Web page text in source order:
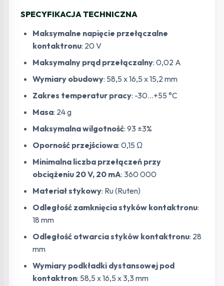
SPECYFIKACJA TECHNICZNA
Maksymalne napięcie przełączalne
kontaktronu: 20 V
Maksymalny prąd przełączalny: 0,02 A
Wymiary obudowy: 58,5 x 16,5 x 15,2 mm
Zakres temperatur pracy: -30…+55 °C
Masa: 24 g
Maksymalna wilgotność: 93 ±3%
Oporność przejściowa: 0,15 Ω
Minimalna liczba przełączeń przy
obciążeniu 20 V, 20 mA: 360 000
Materiał stykowy: Ru (Ruten)
Odległość zamknięcia styków kontaktronu:
18 mm
Odległość otwarcia styków kontaktronu: 28
mm
Wymiary podkładki dystansowej pod
kontaktron: 58,5 x 16,5 x 3,3 mm